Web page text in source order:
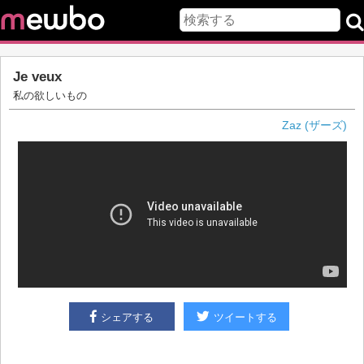
Je veux
私の欲しいもの
Zaz (ザーズ)
シェアする ツイートする